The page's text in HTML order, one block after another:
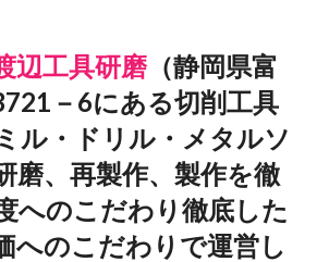
辺工具研磨（静岡県富
－6にある切削工具
ル・ドリル・メタルソ
磨、再製作、製作を徹
へのこだわり徹底した
へのこだわりで運営し